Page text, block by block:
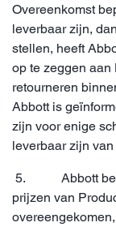
Overeenkomst
leverbaar zijn,
stellen, heeft
op te zeggen
retourneren
Abbott is
zijn voor enige
leverbaar zijn
5. Abbott
prijzen van